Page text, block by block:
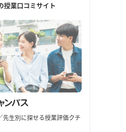
授業口コミサイト
先生別に探せる授業評価クチ